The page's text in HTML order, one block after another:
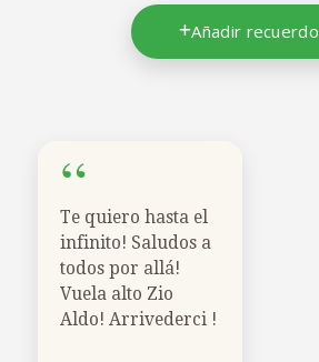
Añadir recuerdo
“
Te quiero hasta el
infinito! Saludos a
todos por allá!
Vuela alto Zio
Aldo! Arrivederci !